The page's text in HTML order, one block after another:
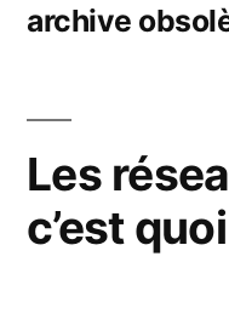
archive
Les
c’est